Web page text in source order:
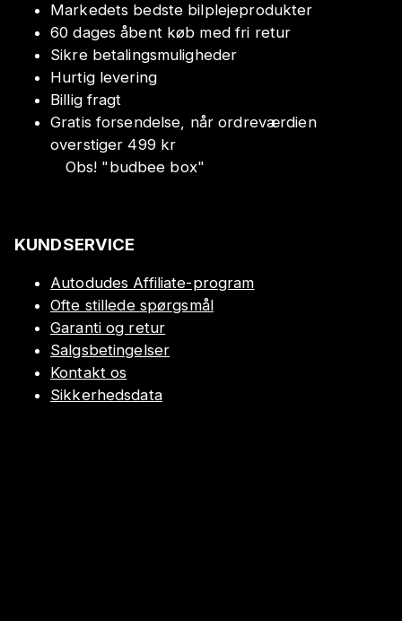
Markedets bedste bilplejeprodukter
60 dages åbent køb med fri retur
Sikre betalingsmuligheder
Hurtig levering
Billig fragt
Gratis forsendelse, når ordreværdien
overstiger 499 kr
Obs! "budbee box"
KUNDSERVICE
Autodudes Affiliate-program
Ofte stillede spørgsmål
Garanti og retur
Salgsbetingelser
Kontakt os
Sikkerhedsdata